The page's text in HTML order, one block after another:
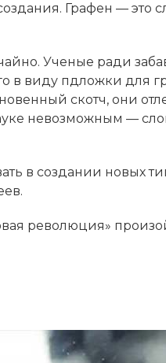
Графен — это
Ученые ради
в виду пдложки для
скотч, они
невозможным —
в создании новых
революция»